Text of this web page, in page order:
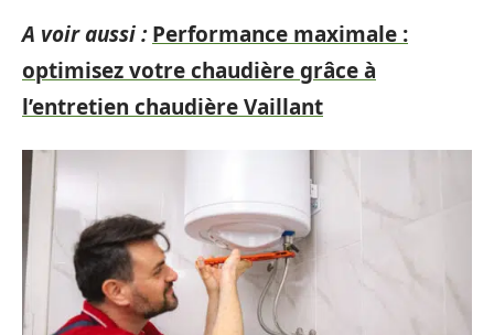
A voir aussi : Performance maximale :
optimisez votre chaudière grâce à
l’entretien chaudière Vaillant